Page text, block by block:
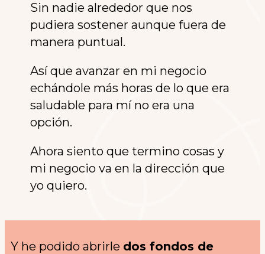
Sin nadie alrededor que nos
pudiera sostener aunque fuera de
manera puntual.
Así que avanzar en mi negocio
echándole más horas de lo que era
saludable para mí no era una
opción.
Ahora siento que termino cosas y
mi negocio va en la dirección que
yo quiero.
Y he podido abrirle dos fondos de